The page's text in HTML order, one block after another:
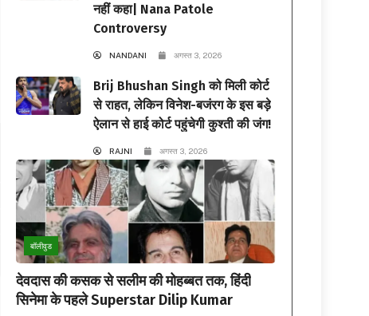
नहीं कहा| Nana Patole
Controversy
NANDANI अगस्त 3, 2026
Brij Bhushan Singh को मिली कोर्ट
से राहत, लेकिन विनेश-बजंरग के इस बड़े
ऐलान से हाई कोर्ट पहुंचेगी कुश्ती की जंग!
RAJNI अगस्त 3, 2026
बॉलीवुड
देवदास की कसक से सलीम की मोहब्बत तक, हिंदी
सिनेमा के पहले Superstar Dilip Kumar